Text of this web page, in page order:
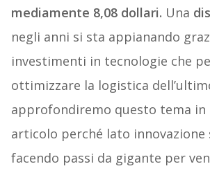
mediamente 8,08 dollari. Una
negli anni si sta appianando
investimenti in tecnologie che
ottimizzare la logistica
approfondiremo questo tema in
articolo perché lato innovazione
facendo passi da gigante per